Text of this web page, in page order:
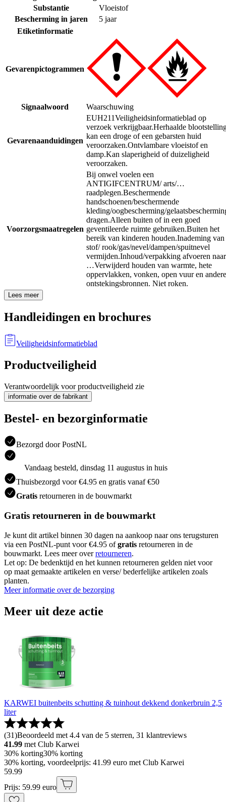
Substantie
Vloeistof
Bescherming in jaren
5 jaar
Etiketinformatie
Gevarenpictogrammen
Signaalwoord Waarschuwing
Gevarenaanduidingen
EUH211Veiligheidsinformatieblad op
verzoek verkrijgbaar.Herhaalde
kan een droge of een gebarsten huid
veroorzaken.Ontvlambare vloeistof en
damp.Kan slaperigheid of duizeligheid
veroorzaken.
Voorzorgsmaatregelen
Bij onwel voelen een
ANTIGIFCENTRUM/ arts/…
raadplegen.Beschermende
handschoenen/beschermende
kleding/oogbescherming/
dragen.Alleen buiten of in een goed
geventileerde ruimte gebruiken.Buiten het
bereik van kinderen houden.Inademing van
stof/ rook/gas/nevel/dampen/spuitnevel
vermijden.Inhoud/verpakking afvoeren naar
…Verwijderd houden van warmte, hete
oppervlakken, vonken, open vuur en andere
ontstekingsbronnen. Niet roken.
Lees meer
Handleidingen en brochures
Veiligheidsinformatieblad
Productveiligheid
Verantwoordelijk voor productveiligheid zie
informatie over de fabrikant
Bestel- en bezorginformatie
Bezorgd door PostNL
Vandaag besteld, dinsdag 11 augustus in huis
Thuisbezorgd voor €4.95 en gratis vanaf €50
Gratis retourneren in de bouwmarkt
Gratis retourneren in de bouwmarkt
Je kunt dit artikel binnen 30 dagen na aankoop naar ons terugsturen
via een PostNL-punt voor €4.95 ofgratis retourneren in de
bouwmarkt. Lees meer overretourneren.
Let op: De bedenktijd en het kunnen retourneren gelden niet voor
op maat gemaakte artikelen en verse/ bederfelijke artikelen zoals
planten.
Meer informatie over de bezorging
Meer uit deze actie
KARWEI buitenbeits schutting & tuinhout dekkend donkerbruin 2,5
liter
(31)Beoordeeld met 4.4 van de 5 sterren, 31 klantreviews
41.99 met Club Karwei
30% korting30% korting
30% korting, voordeelprijs: 41.99 euro met Club Karwei
59.99
Prijs: 59.99 euro